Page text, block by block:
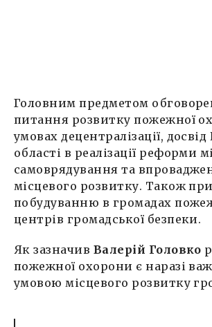
Головним предметом
питання розвитку пожежної
умовах децентралізації,
області в реалізації реформи
самоврядування та
місцевого розвитку. Також
побудуванню в громадах
центрів громадської безпеки.
Як зазначив Валерій Головко
пожежної охорони є наразі
умовою місцевого розвитку